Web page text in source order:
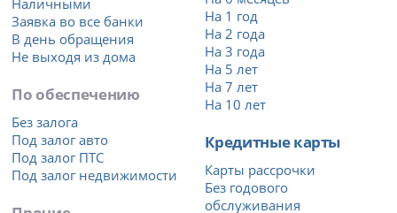
Наличными
Заявка во все банки
В день обращения
Не выходя из дома
По обеспечению
Без залога
Под залог авто
Под залог ПТС
Под залог недвижимости
На 1 год
На 2 года
На 3 года
На 5 лет
На 7 лет
На 10 лет
Кредитные карты
Карты рассрочки
Без годового
обслуживания